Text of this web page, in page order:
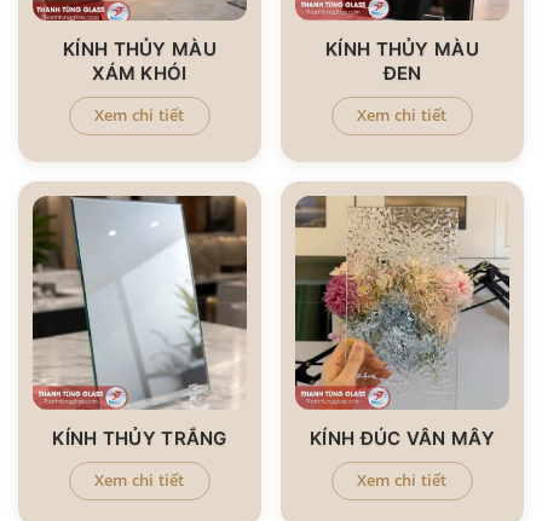
KÍNH THỦY MÀU
XÁM KHÓI
Xem chi tiết
KÍNH THỦY MÀU
ĐEN
Xem chi tiết
KÍNH THỦY TRẮNG
Xem chi tiết
KÍNH ĐÚC VÂN MÂY
Xem chi tiết